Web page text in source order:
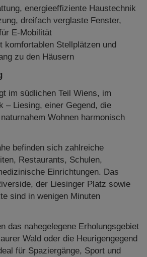
energieeffiziente Haustechnik
dreifach verglaste Fenster,
E-Mobilität
komfortablen Stellplätzen und
zu den Häusern
im südlichen Teil Wiens, im
– Liesing, einer Gegend, die
Wohnen harmonisch
befinden sich zahlreiche
Restaurants, Schulen,
Einrichtungen. Das
der Liesinger Platz sowie
sind in wenigen Minuten
das nahegelegene Erholungsgebiet
Wald oder die Heurigengegend
für Spaziergänge, Sport und